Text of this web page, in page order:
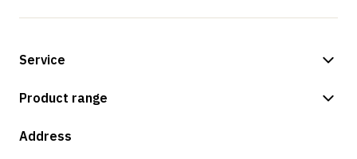
Service
Payment methods
Returns & service
Product range
Shop
Address